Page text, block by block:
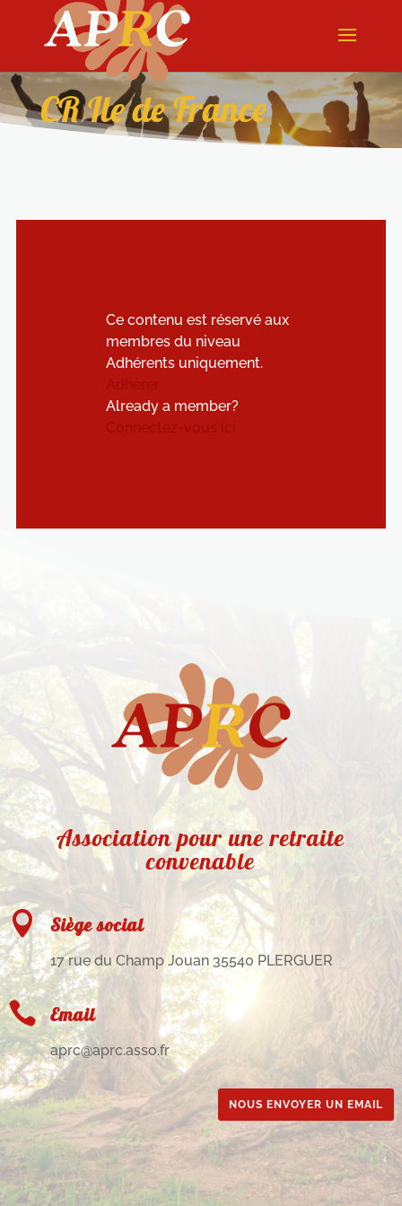
CR Ile de France
Ce contenu est réservé aux
membres du niveau
Adhérents uniquement.
Already a member?
Association pour une retraite
convenable
 Siège social
17 rue du Champ Jouan 35540 PLERGUER
 Email
aprc@aprc.asso.fr
NOUS ENVOYER UN EMAIL